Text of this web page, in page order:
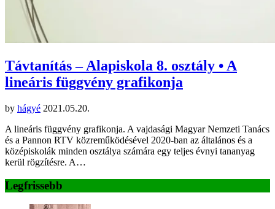
Távtanítás – Alapiskola 8. osztály • A
lineáris függvény grafikonja
by hágyé 2021.05.20.
A lineáris függvény grafikonja. A vajdasági Magyar Nemzeti Tanács
és a Pannon RTV közreműködésével 2020-ban az általános és a
középiskolák minden osztálya számára egy teljes évnyi tananyag
kerül rögzítésre. A…
Legfrissebb